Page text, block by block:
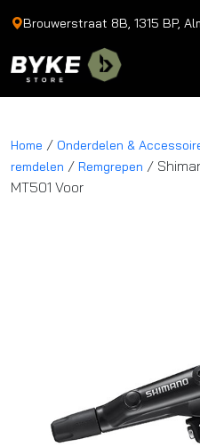
Brouwerstraat 8B, 1315 BP,
Home / Onderdelen &
remdelen / Remgrepen /
MT501 Voor